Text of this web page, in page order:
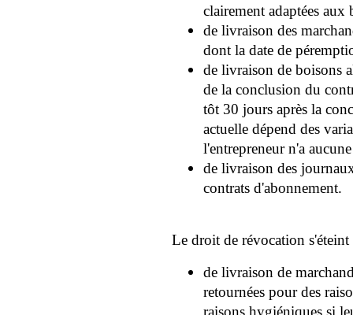
clairement adaptées
de livraison des
dont la date de
de livraison de boisons
de la conclusion du
tôt 30 jours après la
actuelle dépend des
l'entrepreneur n'a
de livraison des
contrats d'abonnement.
Le droit de révocation
de livraison de
retournées pour des
raisons hygiéniques si